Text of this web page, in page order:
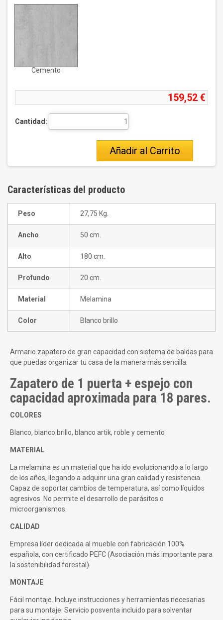
Cemento
159,52 €
Cantidad:
Añadir al Carrito
Características del producto
Peso 27,75 Kg.
Ancho 50 cm.
Alto 180 cm.
Profundo 20 cm.
Material Melamina
Color Blanco brillo
Armario zapatero de gran capacidad con sistema de baldas para
que puedas organizar tu casa de la manera más sencilla.
Zapatero de 1 puerta + espejo con
capacidad aproximada para 18 pares.
COLORES
Blanco, blanco brillo, blanco artik, roble y cemento
MATERIAL
La melamina es un material que ha ido evolucionando a lo largo
de los años, llegando a adquirir una gran calidad y resistencia.
Capaz de soportar cambios de temperatura, así como líquidos
agresivos. No permite el desarrollo de parásitos o
microorganismos.
CALIDAD
Empresa líder dedicada al mueble con fabricación 100%
española, con certificado PEFC (Asociación más importante para
la sostenibilidad forestal).
MONTAJE
Fácil montaje. Incluye instrucciones y herramientas necesarias
para su montaje. Servicio posventa incluido para solventar